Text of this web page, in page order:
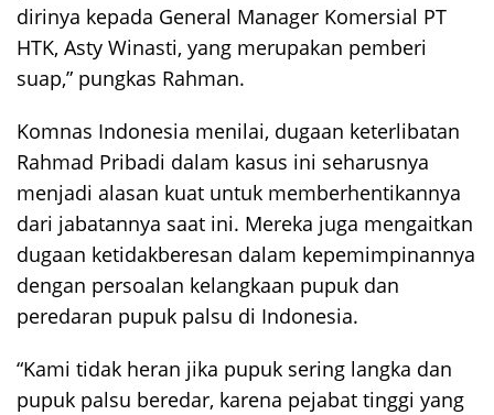
dirinya kepada General Manager Komersial PT
HTK, Asty Winasti, yang merupakan pemberi
suap,” pungkas Rahman.
Komnas Indonesia menilai, dugaan keterlibatan
Rahmad Pribadi dalam kasus ini seharusnya
menjadi alasan kuat untuk memberhentikannya
dari jabatannya saat ini. Mereka juga mengaitkan
dugaan ketidakberesan dalam kepemimpinannya
dengan persoalan kelangkaan pupuk dan
peredaran pupuk palsu di Indonesia.
“Kami tidak heran jika pupuk sering langka dan
pupuk palsu beredar, karena pejabat tinggi yang